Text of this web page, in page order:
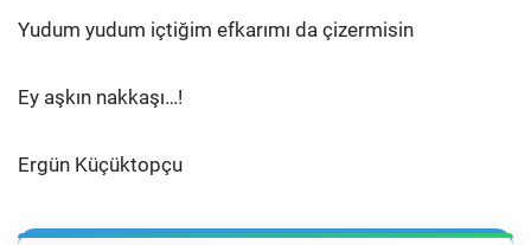
Yudum yudum içtiğim efkarımı da çizermisin
Ey aşkın nakkaşı…!
Ergün Küçüktopçu